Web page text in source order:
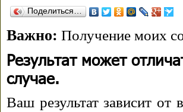
Поделиться…
Важно: Получение моих
Результат может
случае.
Ваш результат зависит от